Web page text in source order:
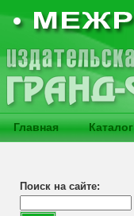
Главная Каталог
Поиск на сайте: